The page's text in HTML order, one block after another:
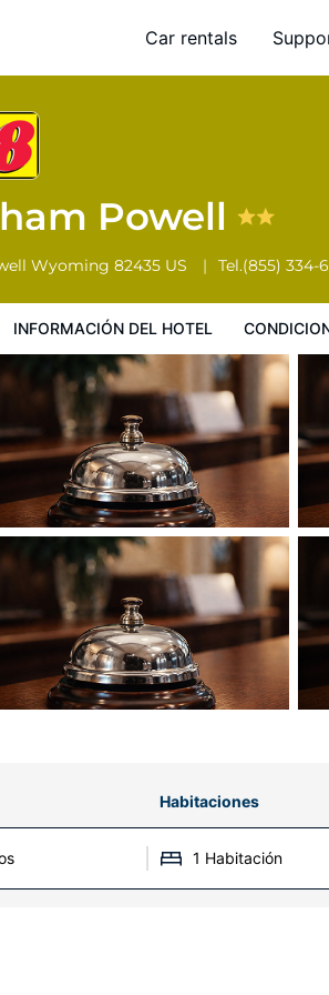
Car rentals
Powell
Wyoming 82435 US Tel.(855) 334-
INFORMACIÓN DEL HOTEL
especiales
Habitaciones
1 Habitación